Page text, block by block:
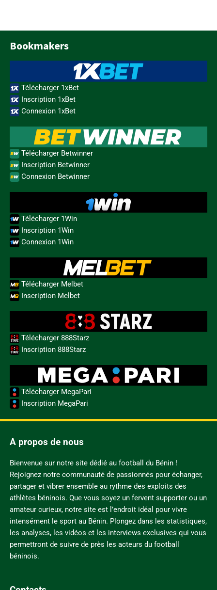
Bookmakers
Télécharger 1xBet
Inscription 1xBet
Connexion 1xBet
Télécharger Betwinner
Inscription Betwinner
Connexion Betwinner
Télécharger 1Win
Inscription 1Win
Connexion 1Win
Télécharger Melbet
Inscription Melbet
Télécharger 888Starz
Inscription 888Starz
Télécharger MegaPari
Inscription MegaPari
A propos de nous
Bienvenue sur notre site dédié au football du Bénin !
Rejoignez notre communauté de passionnés pour échanger,
partager et vibrer ensemble au rythme des exploits des
athlètes béninois. Que vous soyez un fervent supporter ou un
amateur curieux, notre site est l’endroit idéal pour vivre
intensément le sport au Bénin. Plongez dans les statistiques,
les analyses, les vidéos et les interviews exclusives qui vous
permettront de suivre de près les acteurs du football
béninois.